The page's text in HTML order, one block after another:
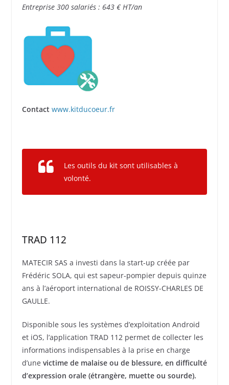
Entreprise 300 salariés : 643 € HT/an
Contact www.kitducoeur.fr
Les outils du kit sont utilisables à
volonté.
TRAD 112
MATECIR SAS a investi dans la start-up créée par
Frédéric SOLA, qui est sapeur-pompier depuis quinze
ans à l’aéroport international de ROISSY-CHARLES DE
GAULLE.
Disponible sous les systèmes d’exploitation Android
et iOS, l’application TRAD 112 permet de collecter les
informations indispensables à la prise en charge
d’une victime de malaise ou de blessure, en difficulté
d’expression orale (étrangère, muette ou sourde).